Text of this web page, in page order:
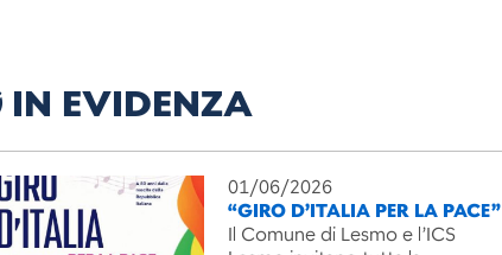
IN EVIDENZA
01/06/2026
“GIRO D’ITALIA PER LA PACE”
Il Comune di Lesmo e l’ICS